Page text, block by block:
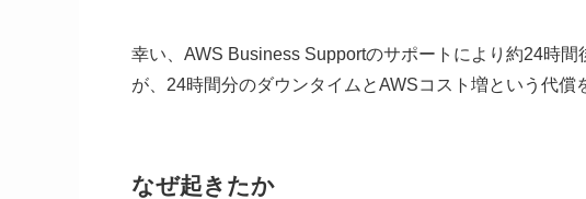
幸い、AWS Business Supportのサポートにより約24時
が、24時間分のダウンタイムとAWSコスト増という代償
なぜ起きたか